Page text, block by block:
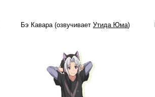
Бэ Кавара (озвучивает Утида Юма)